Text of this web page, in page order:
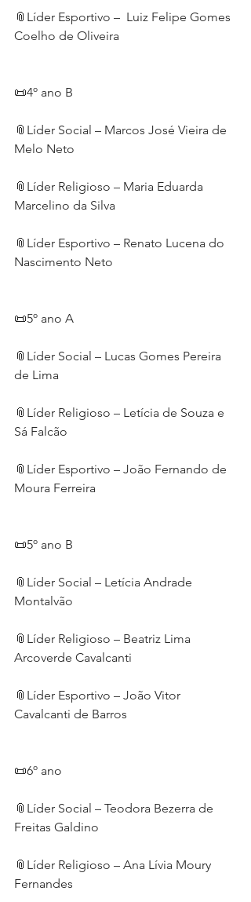
📎Líder Esportivo –  Luiz Felipe Gomes
Coelho de Oliveira
📜4º ano B
📎Líder Social – Marcos José Vieira de
Melo Neto
📎Líder Religioso – Maria Eduarda
Marcelino da Silva
📎Líder Esportivo – Renato Lucena do
Nascimento Neto
📜5º ano A
📎Líder Social – Lucas Gomes Pereira
de Lima
📎Líder Religioso – Letícia de Souza e
Sá Falcão
📎Líder Esportivo – João Fernando de
Moura Ferreira
📜5º ano B
📎Líder Social – Letícia Andrade
Montalvão
📎Líder Religioso – Beatriz Lima
Arcoverde Cavalcanti
📎Líder Esportivo – João Vitor
Cavalcanti de Barros
📜6º ano
📎Líder Social – Teodora Bezerra de
Freitas Galdino
📎Líder Religioso – Ana Lívia Moury
Fernandes